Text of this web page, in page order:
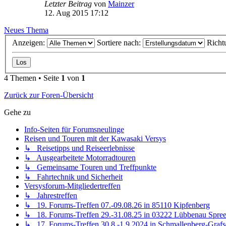
Letzter Beitrag von Mainzer
12. Aug 2015 17:12
Neues Thema
Anzeigen:
Sortiere nach:
4 Themen • Seite 1 von 1
Zurück zur Foren-Übersicht
Gehe zu
Info-Seiten für Forumsneulinge
Reisen und Touren mit der Kawasaki Versys
↳ Reisetipps und Reiseerlebnisse
↳ Ausgearbeitete Motorradtouren
↳ Gemeinsame Touren und Treffpunkte
↳ Fahrtechnik und Sicherheit
Versysforum-Mitgliedertreffen
↳ Jahrestreffen
↳ 19. Forums-Treffen 07.-09.08.26 in 85110 Kipfenberg
↳ 18. Forums-Treffen 29.-31.08.25 in 03222 Lübbenau